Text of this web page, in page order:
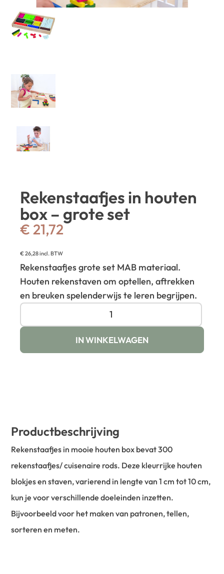
Rekenstaafjes in houten
box – grote set
€ 21,72
€26,28incl. BTW
Rekenstaafjes grote set MAB materiaal.
Houten rekenstaven om optellen, aftrekken
en breuken spelenderwijs te leren begrijpen.
IN WINKELWAGEN
Productbeschrijving
Rekenstaafjes in mooie houten box bevat 300
rekenstaafjes/ cuisenaire rods. Deze kleurrijke houten
blokjes en staven, varierend in lengte van 1 cm tot 10 cm,
kun je voor verschillende doeleinden inzetten.
Bijvoorbeeld voor het maken van patronen, tellen,
sorteren en meten.